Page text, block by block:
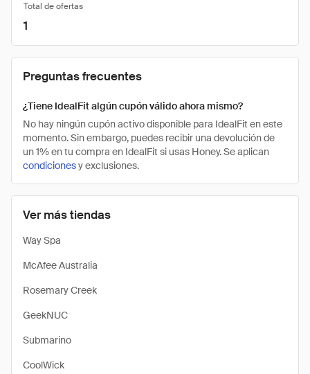
Ver más tiendas
Way Spa
McAfee Australia
Rosemary Creek
GeekNUC
Submarino
CoolWick
Total de ofertas
1
Preguntas frecuentes
¿Tiene IdealFit algún cupón válido ahora mismo?
No hay ningún cupón activo disponible para IdealFit en este
momento. Sin embargo, puedes recibir una devolución de
un 1% en tu compra en IdealFit si usas Honey. Se aplican
condicionesy exclusiones.